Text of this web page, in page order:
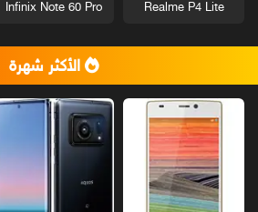
Realme P4 Lite
Infinix Note 60 Pro
الأكثر شهرة